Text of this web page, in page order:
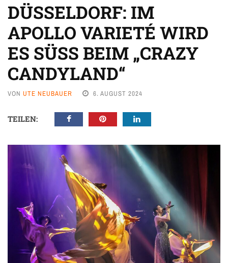
DÜSSELDORF: IM
APOLLO VARIETÉ WIRD
ES SÜSS BEIM „CRAZY C
ANDYLAND“
VON UTE NEUBAUER 6. AUGUST 2024
TEILEN: